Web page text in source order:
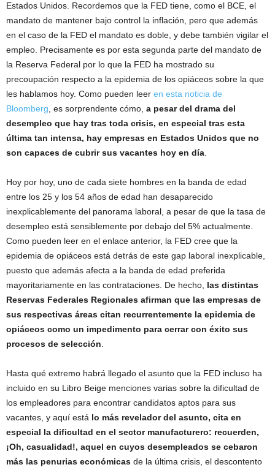
Estados Unidos. Recordemos que la FED tiene, como el BCE, el
mandato de mantener bajo control la inflación, pero que además
en el caso de la FED el mandato es doble, y debe también vigilar el
empleo. Precisamente es por esta segunda parte del mandato de
la Reserva Federal por lo que la FED ha mostrado su
precoupación respecto a la epidemia de los opiáceos sobre la que
les hablamos hoy. Como pueden leer en esta noticia de
Bloomberg, es sorprendente cómo, a pesar del drama del
desempleo que hay tras toda crisis, en especial tras esta
última tan intensa, hay empresas en Estados Unidos que no
son capaces de cubrir sus vacantes hoy en día.
Hoy por hoy, uno de cada siete hombres en la banda de edad
entre los 25 y los 54 años de edad han desaparecido
inexplicablemente del panorama laboral, a pesar de que la tasa de
desempleo está sensiblemente por debajo del 5% actualmente.
Como pueden leer en el enlace anterior, la FED cree que la
epidemia de opiáceos está detrás de este gap laboral inexplicable,
puesto que además afecta a la banda de edad preferida
mayoritariamente en las contrataciones. De hecho, las distintas
Reservas Federales Regionales afirman que las empresas de
sus respectivas áreas citan recurrentemente la epidemia de
opiáceos como un impedimento para cerrar con éxito sus
procesos de selección.
Hasta qué extremo habrá llegado el asunto que la FED incluso ha
incluido en su Libro Beige menciones varias sobre la dificultad de
los empleadores para encontrar candidatos aptos para sus
vacantes, y aquí está lo más revelador del asunto, cita en
especial la dificultad en el sector manufacturero: recuerden,
¡Oh, casualidad!, aquel en cuyos desempleados se cebaron
más las penurias económicas de la última crisis, el descontento